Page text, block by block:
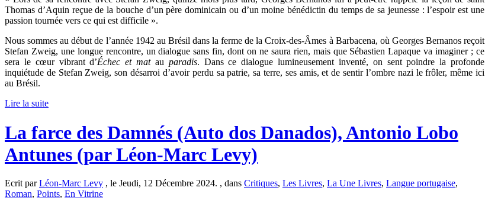
Thomas d’Aquin reçue de la bouche d’un père dominicain ou d’un moine bénédictin du temps de sa jeunesse : l’espoir est une
passion tournée vers ce qui est difficile ».
Nous sommes au début de l’année 1942 au Brésil dans la ferme de la Croix-des-Âmes à Barbacena, où Georges Bernanos reçoit
Stefan Zweig, une longue rencontre, un dialogue sans fin, dont on ne saura rien, mais que Sébastien Lapaque va imaginer ; ce
sera le cœur vibrant d’Échec et mat au paradis. Dans ce dialogue lumineusement inventé, on sent poindre la profonde
inquiétude de Stefan Zweig, son désarroi d’avoir perdu sa patrie, sa terre, ses amis, et de sentir l’ombre nazi le frôler, même ici
au Brésil.
Lire la suite
La farce des Damnés (Auto dos Danados), Antonio Lobo
Antunes (par Léon-Marc Levy)
Ecrit parLéon-Marc Levy , le Jeudi, 12 Décembre 2024. , dans Critiques, Les Livres, La Une Livres, Langue portugaise,
Roman, Points, En Vitrine